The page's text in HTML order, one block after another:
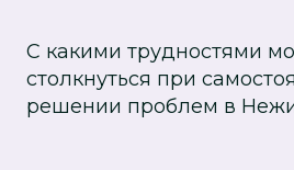
С какими трудностями
столкнуться при
решении проблем в